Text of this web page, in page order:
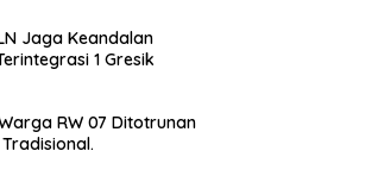
Jaga Keandalan
1 Gresik
RW 07 Ditotrunan